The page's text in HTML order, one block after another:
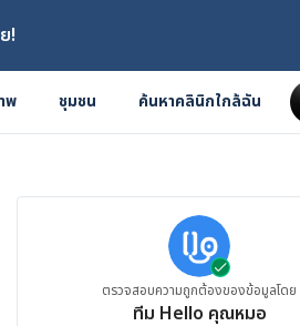
!
พ ชุมชน ค้นหาคลินิกใกล้ฉัน
ตรวจสอบความถูกต้องของข้อมูลโดย
ทีม Hello คุณหมอ